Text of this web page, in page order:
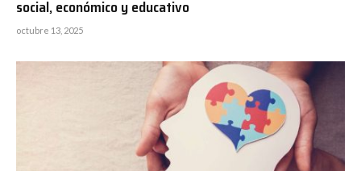
social, económico y educativo
octubre 13, 2025